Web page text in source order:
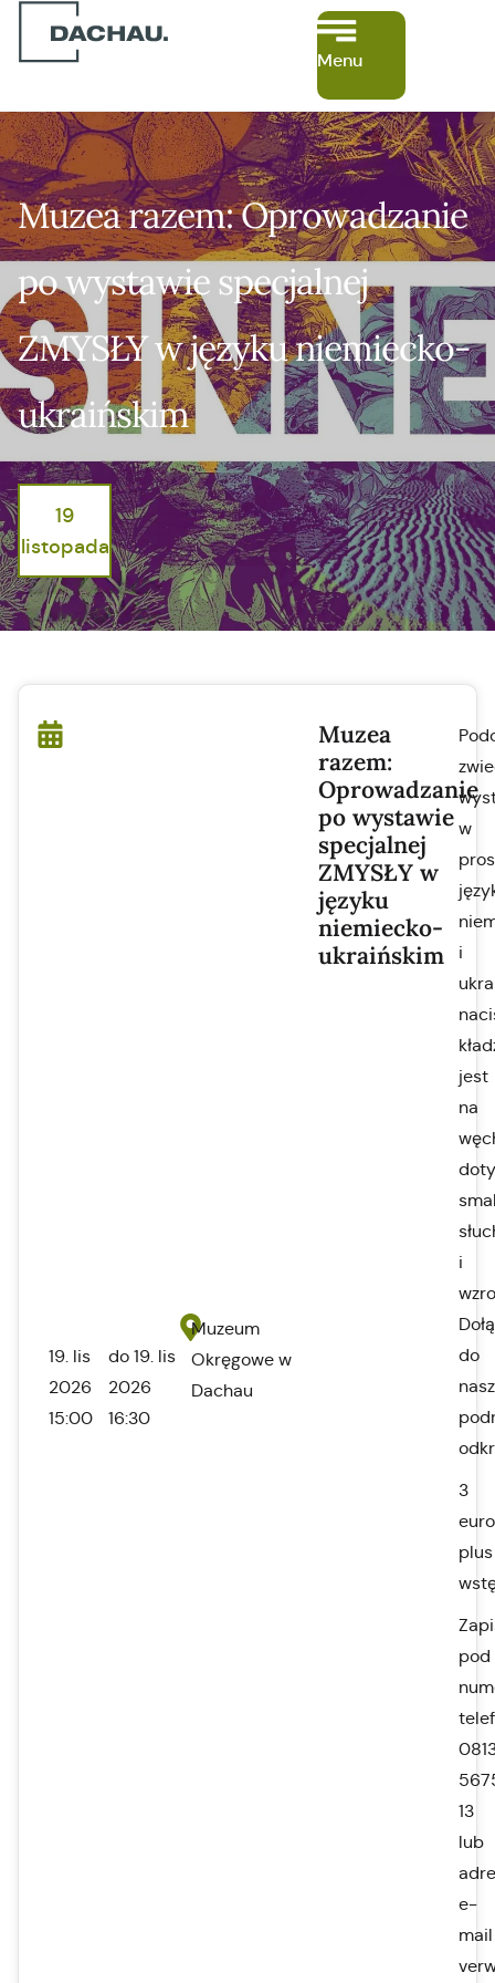
Menu
Muzea razem: Oprowadzanie
po wystawie specjalnej
ZMYSŁY w języku niemiecko-
ukraińskim
19
listopada
19. lis
2026
15:00
do 19. lis
2026
16:30
Muzeum
Okręgowe w
Dachau
Muzea
razem:
Oprowadzanie
po wystawie
specjalnej
ZMYSŁY w
języku
niemiecko-
ukraińskim
w
i
jest
na
i
do
3
euro
plus
pod
13
lub
e-
mail